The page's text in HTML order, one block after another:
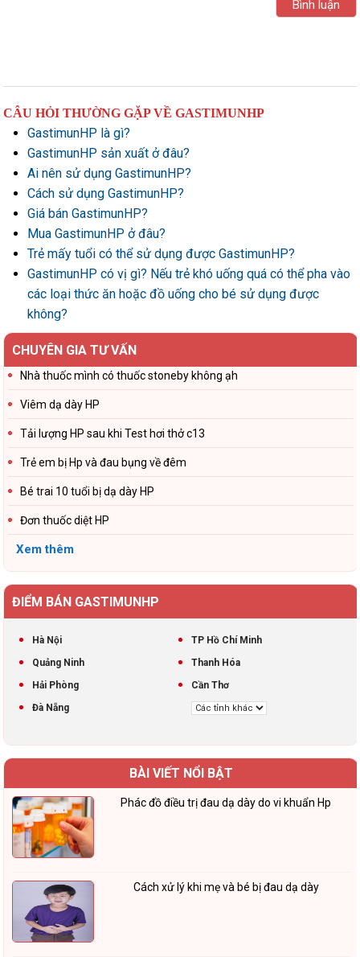
CÂU HỎI THƯỜNG GẶP VỀ GASTIMUNHP
GastimunHP là gì?
GastimunHP sản xuất ở đâu?
Ai nên sử dụng GastimunHP?
Cách sử dụng GastimunHP?
Giá bán GastimunHP?
Mua GastimunHP ở đâu?
Trẻ mấy tuổi có thể sử dụng được GastimunHP?
GastimunHP có vị gì? Nếu trẻ khó uống quá có thể pha vào
các loại thức ăn hoặc đồ uống cho bé sử dụng được
không?
CHUYÊN GIA TƯ VẤN
Nhà thuốc mình có thuốc stoneby không ạh
Viêm dạ dày HP
Tải lượng HP sau khi Test hơi thở c13
Trẻ em bị Hp và đau bụng về đêm
Bé trai 10 tuổi bị dạ dày HP
Đơn thuốc diệt HP
Xem thêm
ĐIỂM BÁN GASTIMUNHP
Hà Nội
TP Hồ Chí Minh
Quảng Ninh
Thanh Hóa
Hải Phòng
Cần Thơ
Đà Nẵng
BÀI VIẾT NỔI BẬT
Phác đồ điều trị đau dạ dày do vi khuẩn Hp
Cách xử lý khi mẹ và bé bị đau dạ dày